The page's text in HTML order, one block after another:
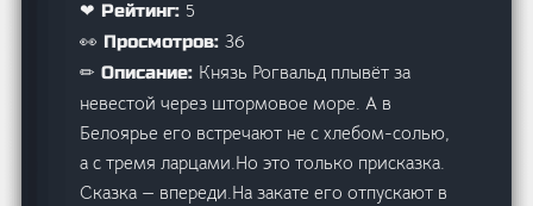
❤ Рейтинг: 5
👀 Просмотров:36
✏ Описание: Князь Рогвальд плывёт за
невестой через штормовое море. А в
Белоярье его встречают не с хлебом-солью,
а с тремя ларцами.Но это только присказка.
Сказка — впереди.На закате его отпускают в